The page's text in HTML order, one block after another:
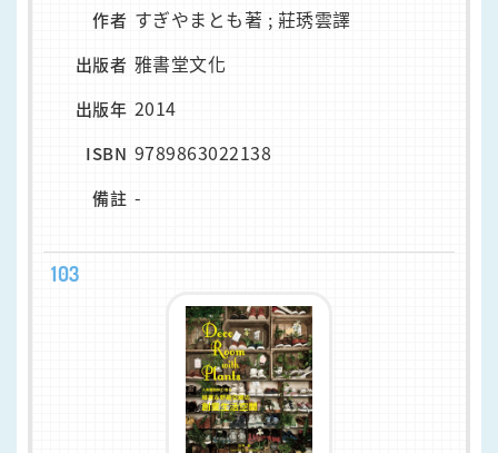
作者 すぎやまとも著 ; 莊琇雲譯
出版者 雅書堂文化
出版年 2014
ISBN 9789863022138
備註 -
103